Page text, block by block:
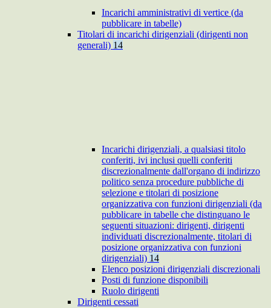
Incarichi amministrativi di vertice (da
pubblicare in tabelle)
Titolari di incarichi dirigenziali (dirigenti non
generali) 14
Incarichi dirigenziali, a qualsiasi titolo
conferiti, ivi inclusi quelli conferiti
discrezionalmente dall'organo di indirizzo
politico senza procedure pubbliche di
selezione e titolari di posizione
organizzativa con funzioni dirigenziali (da
pubblicare in tabelle che distinguano le
seguenti situazioni: dirigenti, dirigenti
individuati discrezionalmente, titolari di
posizione organizzativa con funzioni
dirigenziali) 14
Elenco posizioni dirigenziali discrezionali
Posti di funzione disponibili
Ruolo dirigenti
Dirigenti cessati